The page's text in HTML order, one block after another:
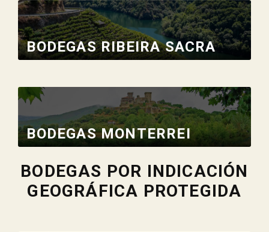
BODEGAS RIBEIRA SACRA
BODEGAS MONTERREI
BODEGAS POR INDICACIÓN
GEOGRÁFICA PROTEGIDA